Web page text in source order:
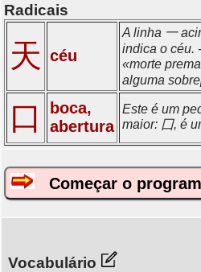
Radicais
天 céu
A linha 一
indica o céu.
«morte
alguma
口
boca,
abertura
Este é um
maior: 囗, é
Começar o
Vocabulário